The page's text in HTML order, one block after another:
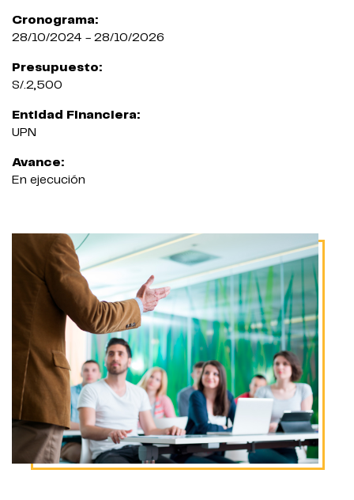
Cronograma:
28/10/2024 - 28/10/2026
Presupuesto:
S/.2,500
Entidad Financiera:
UPN
Avance:
En ejecución